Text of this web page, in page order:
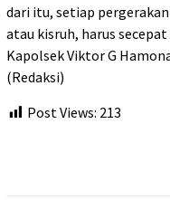
dari itu, setiap
atau kisruh, harus
Kapolsek Viktor G
(Redaksi)
Post Views: 213